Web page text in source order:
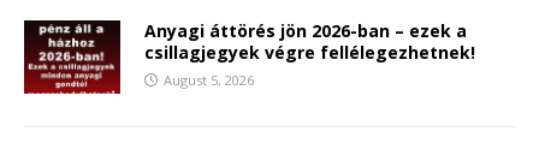
Anyagi áttörés jön 2026-ban – ezek a
csillagjegyek végre fellélegezhetnek!
August 5, 2026